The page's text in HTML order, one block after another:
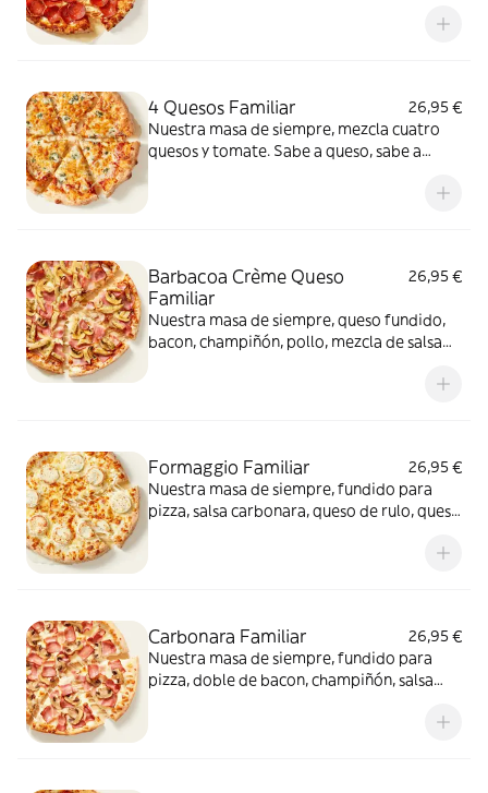
4 Quesos Familiar
26,95 €
Nuestra masa de siempre, mezcla cuatro
quesos y tomate. Sabe a queso, sabe a
Barbacoa Crème Queso
Familiar
26,95 €
Nuestra masa de siempre, queso fundido,
bacon, champiñón, pollo, mezcla de salsa
Formaggio Familiar
26,95 €
Nuestra masa de siempre, fundido para
pizza, salsa carbonara, queso de rulo, queso
cheddar, gouda, emmental , mozzarella y
Carbonara Familiar
26,95 €
Nuestra masa de siempre, fundido para
pizza, doble de bacon, champiñón, salsa